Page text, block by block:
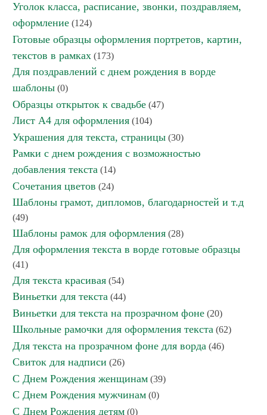
Уголок класса, расписание, звонки, поздравляем,
оформление (124)
Готовые образцы оформления портретов, картин,
текстов в рамках (173)
Для поздравлений с днем рождения в ворде
шаблоны (0)
Образцы открыток к свадьбе (47)
Лист А4 для оформления (104)
Украшения для текста, страницы (30)
Рамки с днем рождения с возможностью
добавления текста (14)
Сочетания цветов (24)
Шаблоны грамот, дипломов, благодарностей и т.д
(49)
Шаблоны рамок для оформления (28)
Для оформления текста в ворде готовые образцы
(41)
Для текста красивая (54)
Виньетки для текста (44)
Виньетки для текста на прозрачном фоне (20)
Школьные рамочки для оформления текста (62)
Для текста на прозрачном фоне для ворда (46)
Свиток для надписи (26)
С Днем Рождения женщинам (39)
С Днем Рождения мужчинам (0)
С Днем Рождения детям (0)